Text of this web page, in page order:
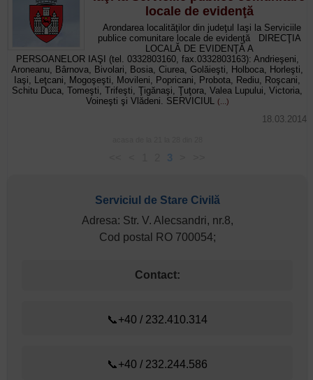
locale de evidenţă
Arondarea localităţilor din judeţul Iaşi la Serviciile
publice comunitare locale de evidenţă DIRECŢIA
LOCALĂ DE EVIDENŢĂ A
PERSOANELOR IAŞI (tel. 0332803160, fax.0332803163): Andrieşeni,
Aroneanu, Bârnova, Bivolari, Bosia, Ciurea, Golăieşti, Holboca, Horleşti,
Iaşi, Leţcani, Mogoşeşti, Movileni, Popricani, Probota, Rediu, Roşcani,
Schitu Duca, Tomeşti, Trifeşti, Ţigănaşi, Ţuţora, Valea Lupului, Victoria,
Voineşti şi Vlădeni. SERVICIUL (...)
18.03.2014
3
Serviciul de Stare Civilă
Adresa: Str. V. Alecsandri, nr.8,
Cod postal RO 700054;
Contact:
📞+40 / 232.410.314
📞+40 / 232.244.586